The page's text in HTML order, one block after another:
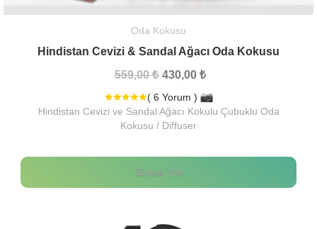
Oda Kokusu
Hindistan Cevizi & Sandal Ağacı Oda Kokusu
559,00 ₺ 430,00 ₺
( 6 Yorum )
Hindistan Cevizi ve Sandal Ağacı Kokulu Çubuklu Oda
Kokusu / Diffuser
Stokta Yok